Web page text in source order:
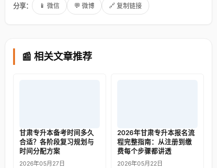
分享：
📱 微信 💬 微博 🔗 复制链接
📰 相关文章推荐
甘肃专升本备考时间多久
合适？各阶段复习规划与
时间分配方案
2026年05月27日
2026年甘肃专升本报名流
程完整指南：从注册到缴
费每个步骤都讲透
2026年05月22日